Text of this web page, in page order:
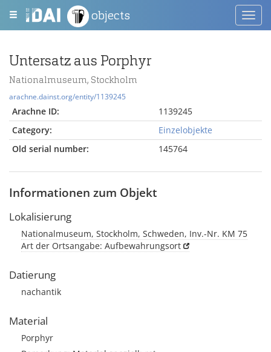
objects
Untersatz aus Porphyr
Nationalmuseum, Stockholm
arachne.dainst.org/entity/1139245
Arachne ID:
1139245
Category:
Einzelobjekte
Old serial number:
145764
Informationen zum Objekt
Lokalisierung
Nationalmuseum, Stockholm, Schweden, Inv.-Nr. KM 75
Art der Ortsangabe: Aufbewahrungsort
Datierung
nachantik
Material
Porphyr